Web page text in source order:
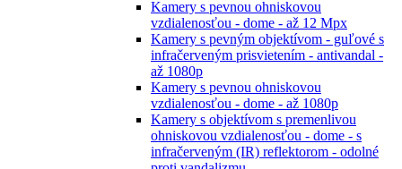
Kamery s pevnou ohniskovou
vzdialenosťou - dome - až 12 Mpx
Kamery s pevným objektívom - guľové s
infračerveným prisvietením - antivandal -
až 1080p
Kamery s pevnou ohniskovou
vzdialenosťou - dome - až 1080p
Kamery s objektívom s premenlivou
ohniskovou vzdialenosťou - dome - s
infračerveným (IR) reflektorom - odolné